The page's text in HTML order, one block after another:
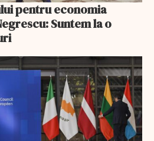
pentru economia
Suntem la o